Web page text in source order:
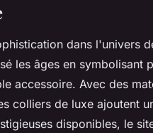
dans l'univers
les âges en symbolisant
accessoire. Avec des
colliers de luxe ajoutent
disponibles, le